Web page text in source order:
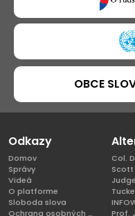
OBCE
Odkazy
Domov
Správy
Videá
O platforme
Sloboda slova
Ochrana osobných údajov
Scott
Prof.